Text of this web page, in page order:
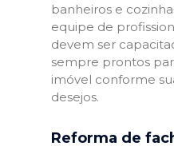
banheiros e
equipe de
devem ser
sempre prontos
imóvel conforme
desejos.
Reforma de